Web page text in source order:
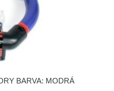
BARVA: MODRÁ